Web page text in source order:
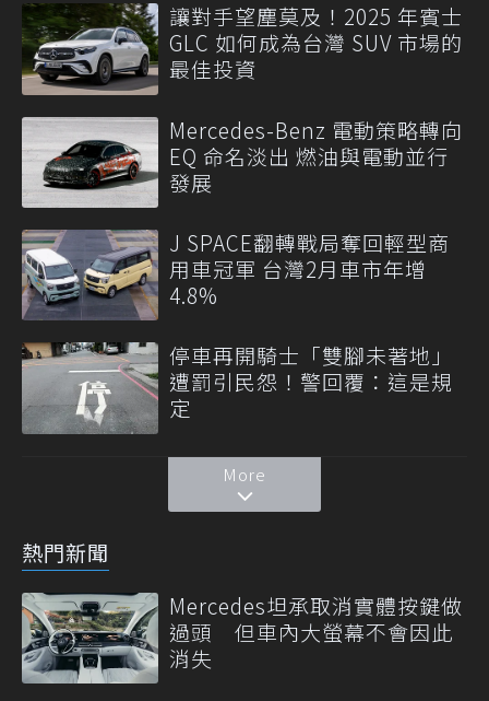
讓對手望塵莫及！2025 年賓士
GLC 如何成為台灣 SUV 市場的
最佳投資
Mercedes-Benz 電動策略轉向
EQ 命名淡出 燃油與電動並行
發展
J SPACE翻轉戰局奪回輕型商
用車冠軍 台灣2月車市年增
4.8%
停車再開騎士「雙腳未著地」
遭罰引民怨！警回覆：這是規
定
More
熱門新聞
Mercedes坦承取消實體按鍵做
過頭 但車內大螢幕不會因此
消失